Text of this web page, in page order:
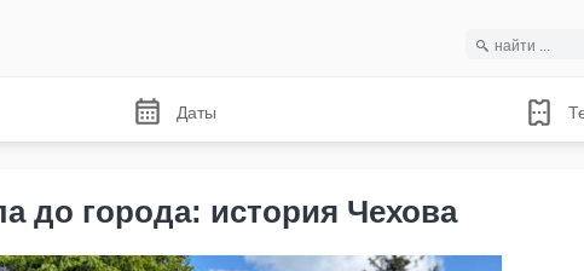
Даты
до города: история Чехова